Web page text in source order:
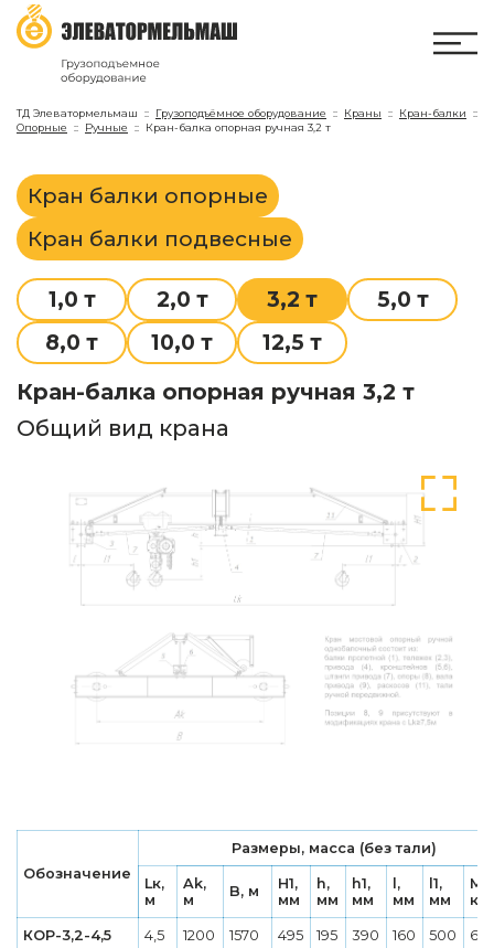
ТД Элеватормельмаш Грузоподъёмное оборудование Краны
Кран-балки
Опорные
Ручные Кран-балка опорная ручная 3,2 т
Кран балки опорные
Кран балки подвесные
1,0 т 2,0 т 3,2 т
5,0 т
8,0 т
10,0 т 12,5 т
Кран-балка опорная ручная 3,2 т
Общий вид крана
Обозначение
Размеры, масса (без тали)
Lк,
м
Ak,
м
B, м
H1,
мм
h,
мм
h1,
мм
l,
мм
l1,
мм
кг
КОР-3,2-4,5 4,5 1200 1570 495 195 390 160 500